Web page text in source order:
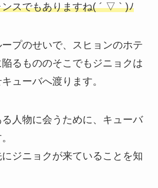
スでもありますね( ´ ▽ ` )ﾉ
プのせいで、スヒョンのホテ
るもののそこでもジニョクは
ューバへ渡ります。
人物に会うために、キューバ
ジニョクが来ていることを知